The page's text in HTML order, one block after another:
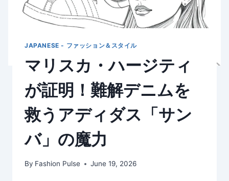
JAPANESE - ファッション＆スタイル
マリスカ・ハージティ
が証明！難解デニムを
救うアディダス「サン
バ」の魔力
By Fashion Pulse June 19, 2026